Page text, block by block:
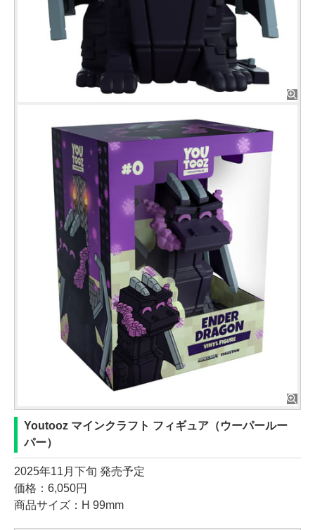
Youtooz マインクラフト フィギュア（ウーパールー
パー）
2025年11月下旬 発売予定
価格：6,050円
商品サイズ：H 99mm